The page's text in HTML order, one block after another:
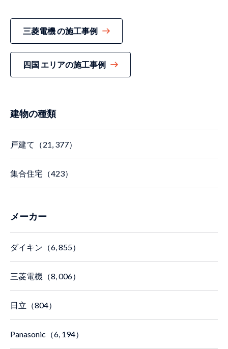
三菱電機 の施工事例
四国 エリアの施工事例
建物の種類
戸建て（21, 377）
集合住宅（423）
メーカー
ダイキン（6, 855）
三菱電機（8, 006）
日立（804）
Panasonic（6, 194）